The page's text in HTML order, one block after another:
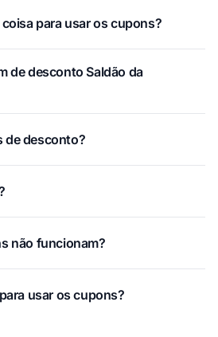
para usar os cupons?
de desconto Saldão da
de desconto?
não funcionam?
usar os cupons?